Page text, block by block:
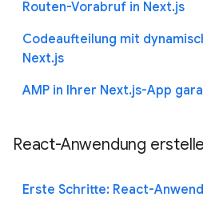
Routen-Vorabruf in Next.js
Codeaufteilung mit
Next.js
AMP in Ihrer Next.js-App
React-Anwendung
Erste Schritte: React-